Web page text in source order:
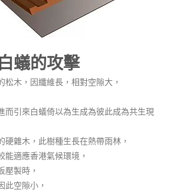
蟻的攻擊
松木，因纖維長，相對空隙大，
引來白蟻倚以為生成為彼此成為共生現
硬雜木，此樹種生長在熱帶雨林，
能適應香港氣候環境，
壓製時，
此空隙小，